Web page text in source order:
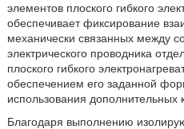
элементов плоского гибкого
обеспечивает фиксирование
механически связанных между
электрического проводника
плоского гибкого
обеспечением его заданной
использования дополнительных
Благодаря выполнению